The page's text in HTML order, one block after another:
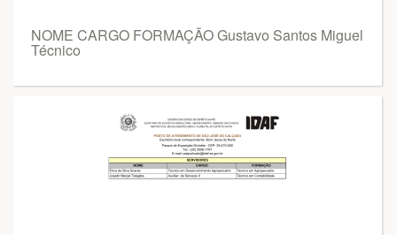
NOME CARGO FORMAÇÃO Gustavo Santos Miguel
Técnico